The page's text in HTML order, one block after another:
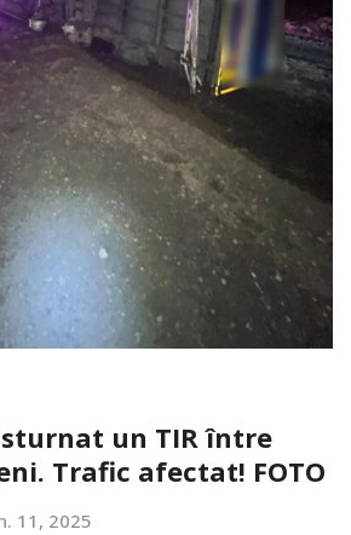
un TIR între
Trafic afectat! FOTO
11, 2025